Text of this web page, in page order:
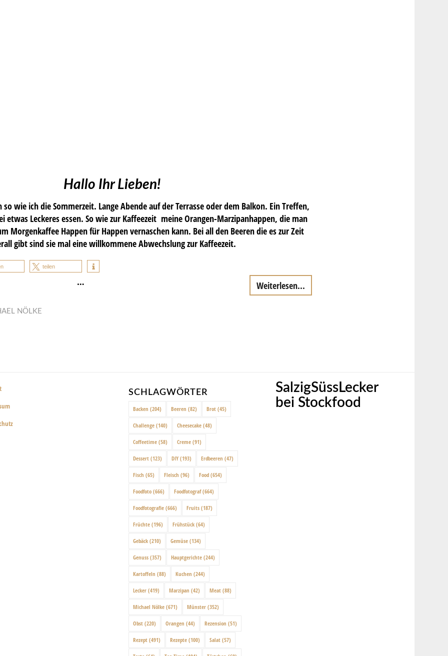
Hallo Ihr Lieben!
wie ich die Sommerzeit. Lange Abende auf der Terrasse oder dem Balkon. Ein Treffen,
etwas Leckeres essen. So wie zur Kaffeezeit meine Orangen-Marzipanhappen, die man
Morgenkaffee Happen für Happen vernaschen kann. Bei all den Beeren die es zur Zeit
gibt sind sie mal eine willkommene Abwechslung zur Kaffeezeit.
teilen
… Weiterlesen...
NÖLKE
SCHLAGWÖRTER
Backen (204) Beeren (82) Brot (45)
Challenge (140) Cheesecake (48)
Coffeetime (58) Creme (91)
Dessert (123) DIY (193) Erdbeeren (47)
Fisch (65) Fleisch (96) Food (654)
Foodfoto (666) Foodfotograf(664)
Foodfotografie (666) Fruits (187)
Früchte (196) Frühstück (64)
Gebäck (210) Gemüse (134)
Genuss (357) Hauptgerichte (244)
Kartoffeln (88) Kuchen (244)
Lecker (419) Marzipan (42) Meat (88)
Michael Nölke (671) Münster (352)
Obst (220) Orangen (44) Rezension (51)
Rezept (491) Rezepte (100) Salat (57)
SalzigSüssLecker
bei Stockfood